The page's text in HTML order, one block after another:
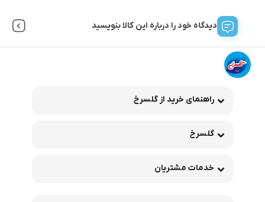
دیدگاه خود را درباره این کالا بنویسید
راهنمای خرید از گلسرخ
گلسرخ
خدمات مشتریان